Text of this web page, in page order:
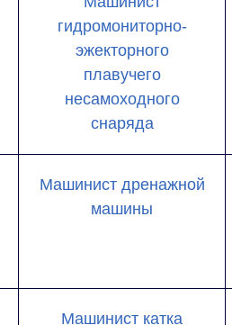
гидромониторно-
эжекторного
плавучего
несамоходного
снаряда
Машинист дренажной
машины
Машинист катка